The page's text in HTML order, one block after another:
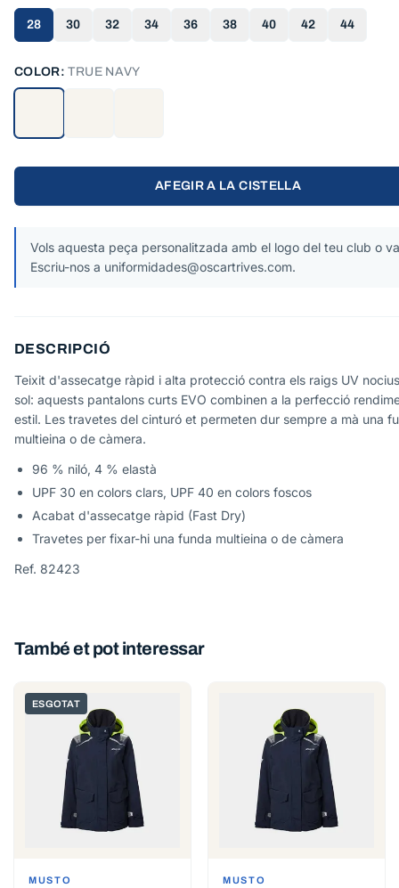
28 30 32 34 36 38 40 42 44
COLOR:TRUE NAVY
AFEGIR A LA CISTELLA
Vols aquesta peça personalitzada amb el logo del teu club o
Escriu-nos a uniformidades@oscartrives.com.
DESCRIPCIÓ
Teixit d'assecatge ràpid i alta protecció contra els raigs UV
sol: aquests pantalons curts EVO combinen a la perfecció
estil. Les travetes del cinturó et permeten dur sempre a mà una
multieina o de càmera.
96 % niló, 4 % elastà
UPF 30 en colors clars, UPF 40 en colors foscos
Acabat d'assecatge ràpid (Fast Dry)
Travetes per fixar-hi una funda multieina o de càmera
Ref. 82423
També et pot interessar
ESGOTAT
MUSTO MUSTO